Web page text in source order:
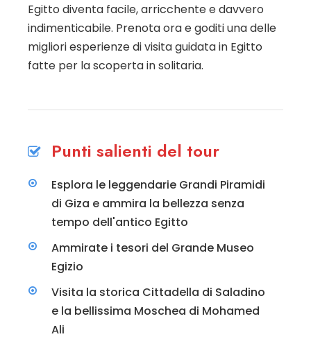
Egitto diventa facile, arricchente e davvero
indimenticabile. Prenota ora e goditi una delle
migliori esperienze di visita guidata in Egitto
fatte per la scoperta in solitaria.
Punti salienti del tour
Esplora le leggendarie Grandi Piramidi
di Giza e ammira la bellezza senza
tempo dell'antico Egitto
Ammirate i tesori del Grande Museo
Egizio
Visita la storica Cittadella di Saladino
e la bellissima Moschea di Mohamed
Ali